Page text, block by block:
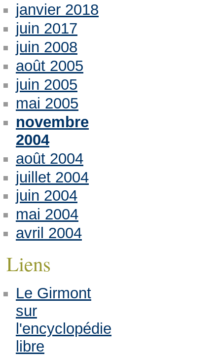
janvier 2018
juin 2017
juin 2008
août 2005
juin 2005
mai 2005
novembre
2004
août 2004
juillet 2004
juin 2004
mai 2004
avril 2004
Liens
Le Girmont
sur
l'encyclopédie
libre